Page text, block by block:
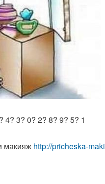
3? 0? 2? 8? 9? 5? 1
макияж http://pricheska-